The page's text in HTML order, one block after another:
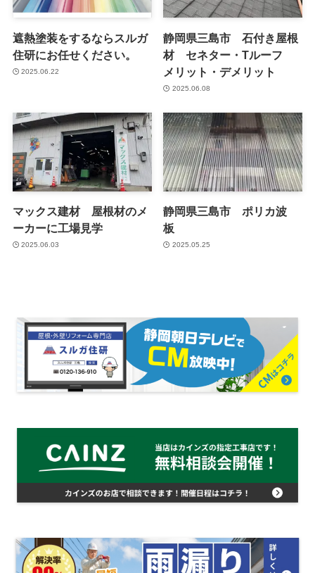
遮熱塗装をするならスルガ
住研にお任せください。
2025.06.22
静岡県三島市 石付き屋根
材 セネター・Tルーフ
メリット・デメリット
2025.06.08
マックス建材 屋根材のメ
ーカーに工場見学
2025.06.03
静岡県三島市 ポリカ波
板
2025.05.25